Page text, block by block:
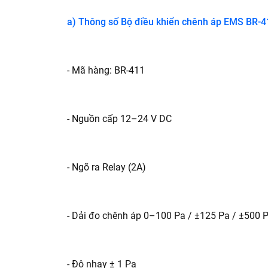
a) Thông số Bộ điều khiển chênh áp EMS BR-
- Mã hàng: BR-411
- Nguồn cấp 12–24 V DC
- Ngõ ra Relay (2A)
- Dải đo chênh áp 0–100 Pa / ±125 Pa / ±500
- Độ nhạy ± 1 Pa